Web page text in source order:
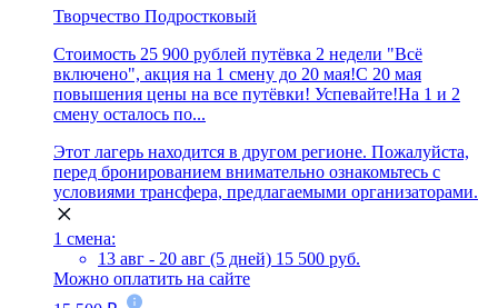
Творчество Подростковый
Стоимость 25 900 рублей путёвка 2 недели "Всё
включено", акция на 1 смену до 20 мая!С 20 мая
повышения цены на все путёвки! Успевайте!На 1 и 2
смену осталось по...
Этот лагерь находится в другом регионе. Пожалуйста,
перед бронированием внимательно ознакомьтесь с
условиями трансфера, предлагаемыми организаторами.
1 смена:
13 авг - 20 авг (5 дней) 15 500 руб.
Можно оплатить на сайте